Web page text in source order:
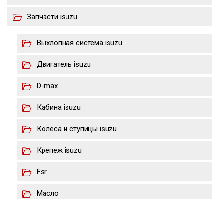
Запчасти isuzu
Выхлопная система isuzu
Двигатель isuzu
D-max
Кабина isuzu
Колеса и ступицы isuzu
Крепеж isuzu
Fsr
Масло